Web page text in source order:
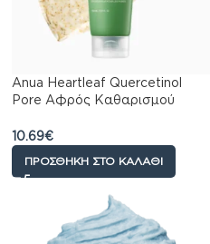
Anua Heartleaf Quercetinol
Pore Αφρός Καθαρισμού
10.69€
ΠΡΟΣΘΉΚΗ ΣΤΟ ΚΑΛΆΘΙ